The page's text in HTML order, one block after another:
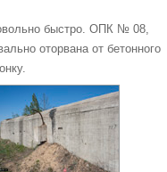
быстро. ОПК № 08,
оторвана от бетонного